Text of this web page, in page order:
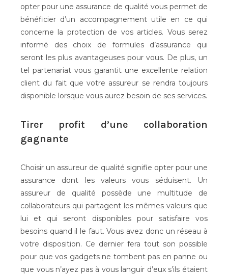
opter pour une assurance de qualité vous permet de
bénéficier d’un accompagnement utile en ce qui
concerne la protection de vos articles. Vous serez
informé des choix de formules d’assurance qui
seront les plus avantageuses pour vous. De plus, un
tel partenariat vous garantit une excellente relation
client du fait que votre assureur se rendra toujours
disponible lorsque vous aurez besoin de ses services.
Tirer profit d’une collaboration
gagnante
Choisir un assureur de qualité signifie opter pour une
assurance dont les valeurs vous séduisent. Un
assureur de qualité possède une multitude de
collaborateurs qui partagent les mêmes valeurs que
lui et qui seront disponibles pour satisfaire vos
besoins quand il le faut. Vous avez donc un réseau à
votre disposition. Ce dernier fera tout son possible
pour que vos gadgets ne tombent pas en panne ou
que vous n’ayez pas à vous languir d’eux s’ils étaient